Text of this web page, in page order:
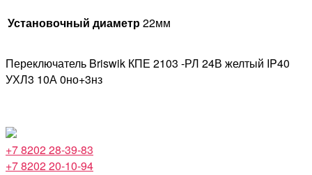
Установочный диаметр22мм
Переключатель Briswik КПЕ 2103 -РЛ 24В желтый IP40
УХЛ3 10А 0но+3нз
+7 8202 28-39-83
+7 8202 20-10-94